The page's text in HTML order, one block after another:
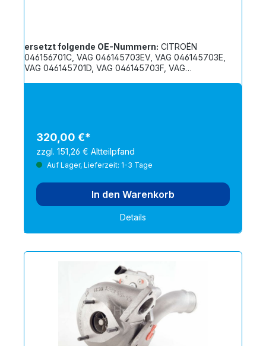
ersetzt folgende OE-Nummern:
046156701C, VAG 046145703EV, VAG 046145703E,
VAG 046145701D, VAG 046145703F, VAG
320,00 €*
zzgl. 151,26 € Altteilpfand
Auf Lager, Lieferzeit: 1-3 Tage
In den Warenkorb
Details